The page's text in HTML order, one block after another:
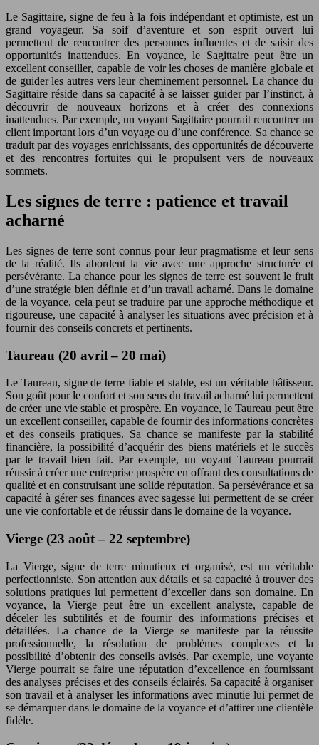
Le Sagittaire, signe de feu à la fois indépendant et optimiste, est un
grand voyageur. Sa soif d’aventure et son esprit ouvert lui
permettent de rencontrer des personnes influentes et de saisir des
opportunités inattendues. En voyance, le Sagittaire peut être un
excellent conseiller, capable de voir les choses de manière globale et
de guider les autres vers leur cheminement personnel. La chance du
Sagittaire réside dans sa capacité à se laisser guider par l’instinct, à
découvrir de nouveaux horizons et à créer des connexions
inattendues. Par exemple, un voyant Sagittaire pourrait rencontrer un
client important lors d’un voyage ou d’une conférence. Sa chance se
traduit par des voyages enrichissants, des opportunités de découverte
et des rencontres fortuites qui le propulsent vers de nouveaux
sommets.
Les signes de terre : patience et travail
acharné
Les signes de terre sont connus pour leur pragmatisme et leur sens
de la réalité. Ils abordent la vie avec une approche structurée et
persévérante. La chance pour les signes de terre est souvent le fruit
d’une stratégie bien définie et d’un travail acharné. Dans le domaine
de la voyance, cela peut se traduire par une approche méthodique et
rigoureuse, une capacité à analyser les situations avec précision et à
fournir des conseils concrets et pertinents.
Taureau (20 avril – 20 mai)
Le Taureau, signe de terre fiable et stable, est un véritable bâtisseur.
Son goût pour le confort et son sens du travail acharné lui permettent
de créer une vie stable et prospère. En voyance, le Taureau peut être
un excellent conseiller, capable de fournir des informations concrètes
et des conseils pratiques. Sa chance se manifeste par la stabilité
financière, la possibilité d’acquérir des biens matériels et le succès
par le travail bien fait. Par exemple, un voyant Taureau pourrait
réussir à créer une entreprise prospère en offrant des consultations de
qualité et en construisant une solide réputation. Sa persévérance et sa
capacité à gérer ses finances avec sagesse lui permettent de se créer
une vie confortable et de réussir dans le domaine de la voyance.
Vierge (23 août – 22 septembre)
La Vierge, signe de terre minutieux et organisé, est un véritable
perfectionniste. Son attention aux détails et sa capacité à trouver des
solutions pratiques lui permettent d’exceller dans son domaine. En
voyance, la Vierge peut être un excellent analyste, capable de
déceler les subtilités et de fournir des informations précises et
détaillées. La chance de la Vierge se manifeste par la réussite
professionnelle, la résolution de problèmes complexes et la
possibilité d’obtenir des conseils avisés. Par exemple, une voyante
Vierge pourrait se faire une réputation d’excellence en fournissant
des analyses précises et des conseils éclairés. Sa capacité à organiser
son travail et à analyser les informations avec minutie lui permet de
se démarquer dans le domaine de la voyance et d’attirer une clientèle
fidèle.